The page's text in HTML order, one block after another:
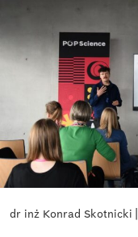
dr inż Konrad Skotnicki